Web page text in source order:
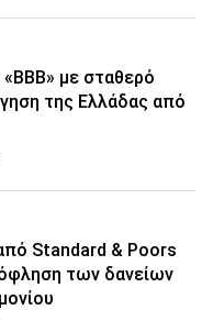
με σταθερό
της Ελλάδας από
Standard & Poors
των δανείων